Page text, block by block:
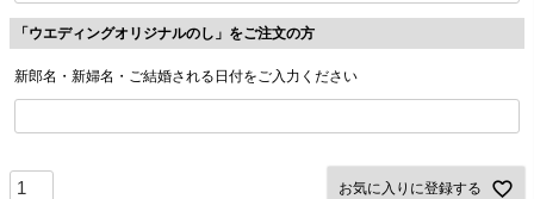
「ウエディングオリジナルのし」をご注文の方
新郎名・新婦名・ご結婚される日付をご入力ください
お気に入りに登録する